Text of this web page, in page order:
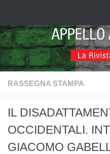
RASSEGNA STAMPA
IL
OCCIDENTALI.
GIACOMO